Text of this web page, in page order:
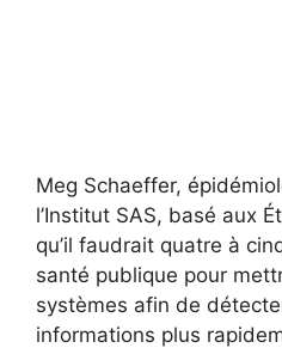
Meg Schaeffer,
l’Institut SAS, basé aux
qu’il faudrait quatre à
santé publique pour
systèmes afin de
informations plus